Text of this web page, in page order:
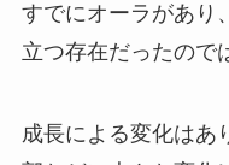
すでにオーラがあり
立つ存在だったので
成長による変化はあ